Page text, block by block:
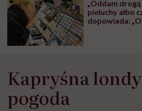
„Oddam
pieluchy albo
dopowiada:
Kapryśna
pogoda